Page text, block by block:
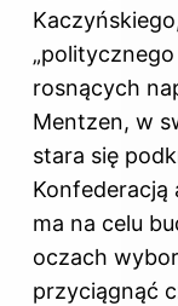
rosnących
Mentzen, w
stara się
Konfederacją
ma na celu
oczach
przyciągnąć